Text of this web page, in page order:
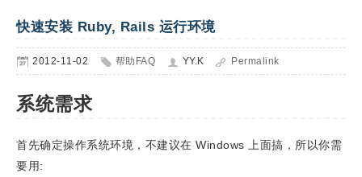
快速安装 Ruby, Rails 运行环境
2012-11-02 帮助FAQ YY.K Permalink
系统需求
首先确定操作系统环境，不建议在 Windows 上面搞，所以你需
要用: